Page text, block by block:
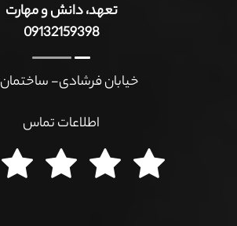
تعهد، دانش و مهارت
09132159398
خیابان فرشادی- ساختمان 57
اطلاعات تماس